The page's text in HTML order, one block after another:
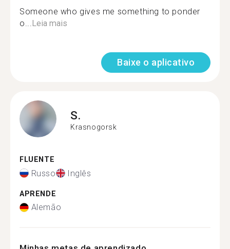
Someone who gives me something to ponder
o...Leia mais
Baixe o aplicativo
S.
Krasnogorsk
FLUENTE
Russo Inglês
APRENDE
Alemão